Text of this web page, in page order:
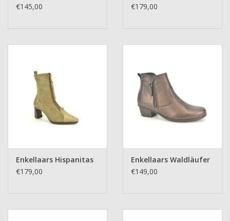
€145,00
€179,00
Enkellaars Hispanitas
€179,00
Enkellaars Waldläufer
€149,00